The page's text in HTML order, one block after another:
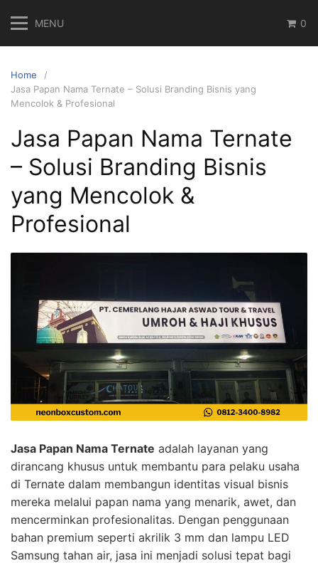
content
MENU 0
Home
Jasa Papan Nama Ternate – Solusi Branding Bisnis yang
Mencolok & Profesional
Jasa Papan Nama Ternate
– Solusi Branding Bisnis
yang Mencolok &
Profesional
Jasa Papan Nama Ternate adalah layanan yang
dirancang khusus untuk membantu para pelaku usaha
di Ternate dalam membangun identitas visual bisnis
mereka melalui papan nama yang menarik, awet, dan
mencerminkan profesionalitas. Dengan penggunaan
bahan premium seperti akrilik 3 mm dan lampu LED
Samsung tahan air, jasa ini menjadi solusi tepat bagi